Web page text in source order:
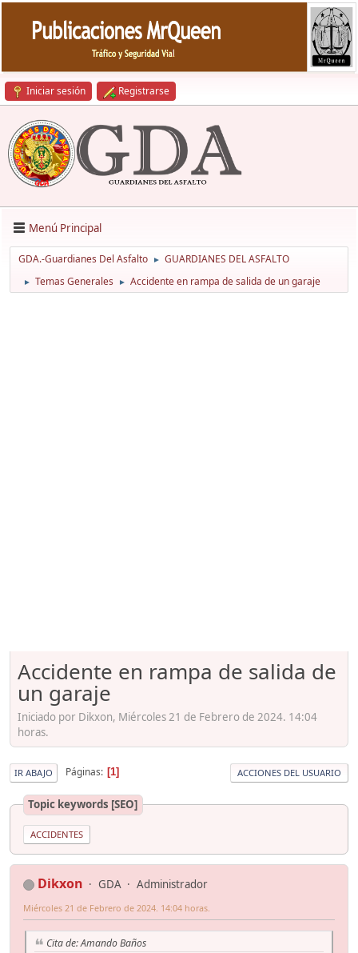
Iniciar sesión Registrarse
Menú Principal
GDA.-Guardianes Del Asfalto ► GUARDIANES DEL ASFALTO
► Temas Generales ► Accidente en rampa de salida de un garaje
Accidente en rampa de salida de
un garaje
Iniciado por Dikxon, Miércoles 21 de Febrero de 2024. 14:04
horas.
IR ABAJO Páginas 1 ACCIONES DEL USUARIO
Topic keywords [SEO]
ACCIDENTES
Dikxon GDA Administrador
Miércoles 21 de Febrero de 2024. 14:04 horas.
Cita de: Amando Baños